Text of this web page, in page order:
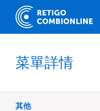
菜單詳情
其他